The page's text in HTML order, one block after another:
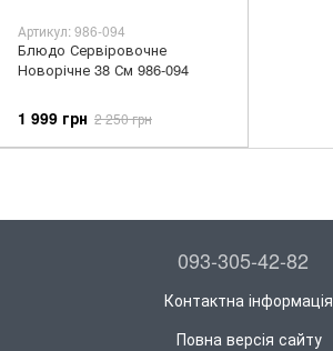
Артикул: 986-094
Блюдо Сервіровочне
Новорічне 38 См 986-094
1 999 грн 2 250 грн
093-305-42-82
Контактна інформація
Повна версія сайту